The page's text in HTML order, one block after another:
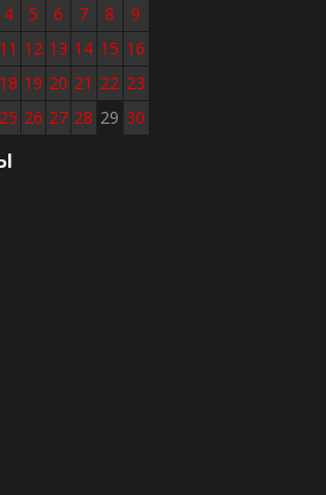
4 5 6 7 8
9
11 12 13 14 15 16
18 19 20 21 22 23
25 26 27 28 29 30